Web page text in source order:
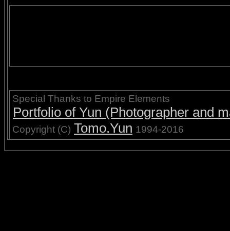
Special Thanks to Empire Elements
Portfolio of Yun (Photographer and
Copyright (C) Tomo.Yun 1994-2016